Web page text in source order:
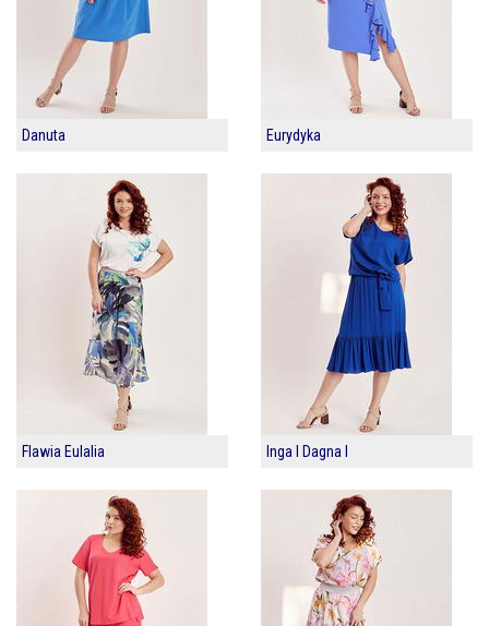
Danuta Eurydyka
Flawia Eulalia Inga I Dagna I